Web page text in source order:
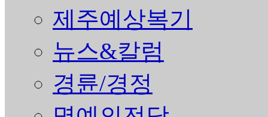
제주예상복기
뉴스&칼럼
경륜/경정